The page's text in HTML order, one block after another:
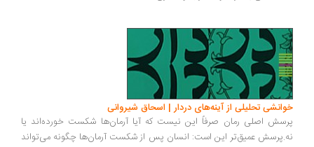
تحلیلی از آینه‌های دردار | اسحاق شیروانی
اصلی رمان صرفاً این نیست که آیا آرمان‌ها شکست خورده‌اند یا
عمیق‌تر این است: انسان پس از شکست آرمان‌ها چگونه می‌تواند